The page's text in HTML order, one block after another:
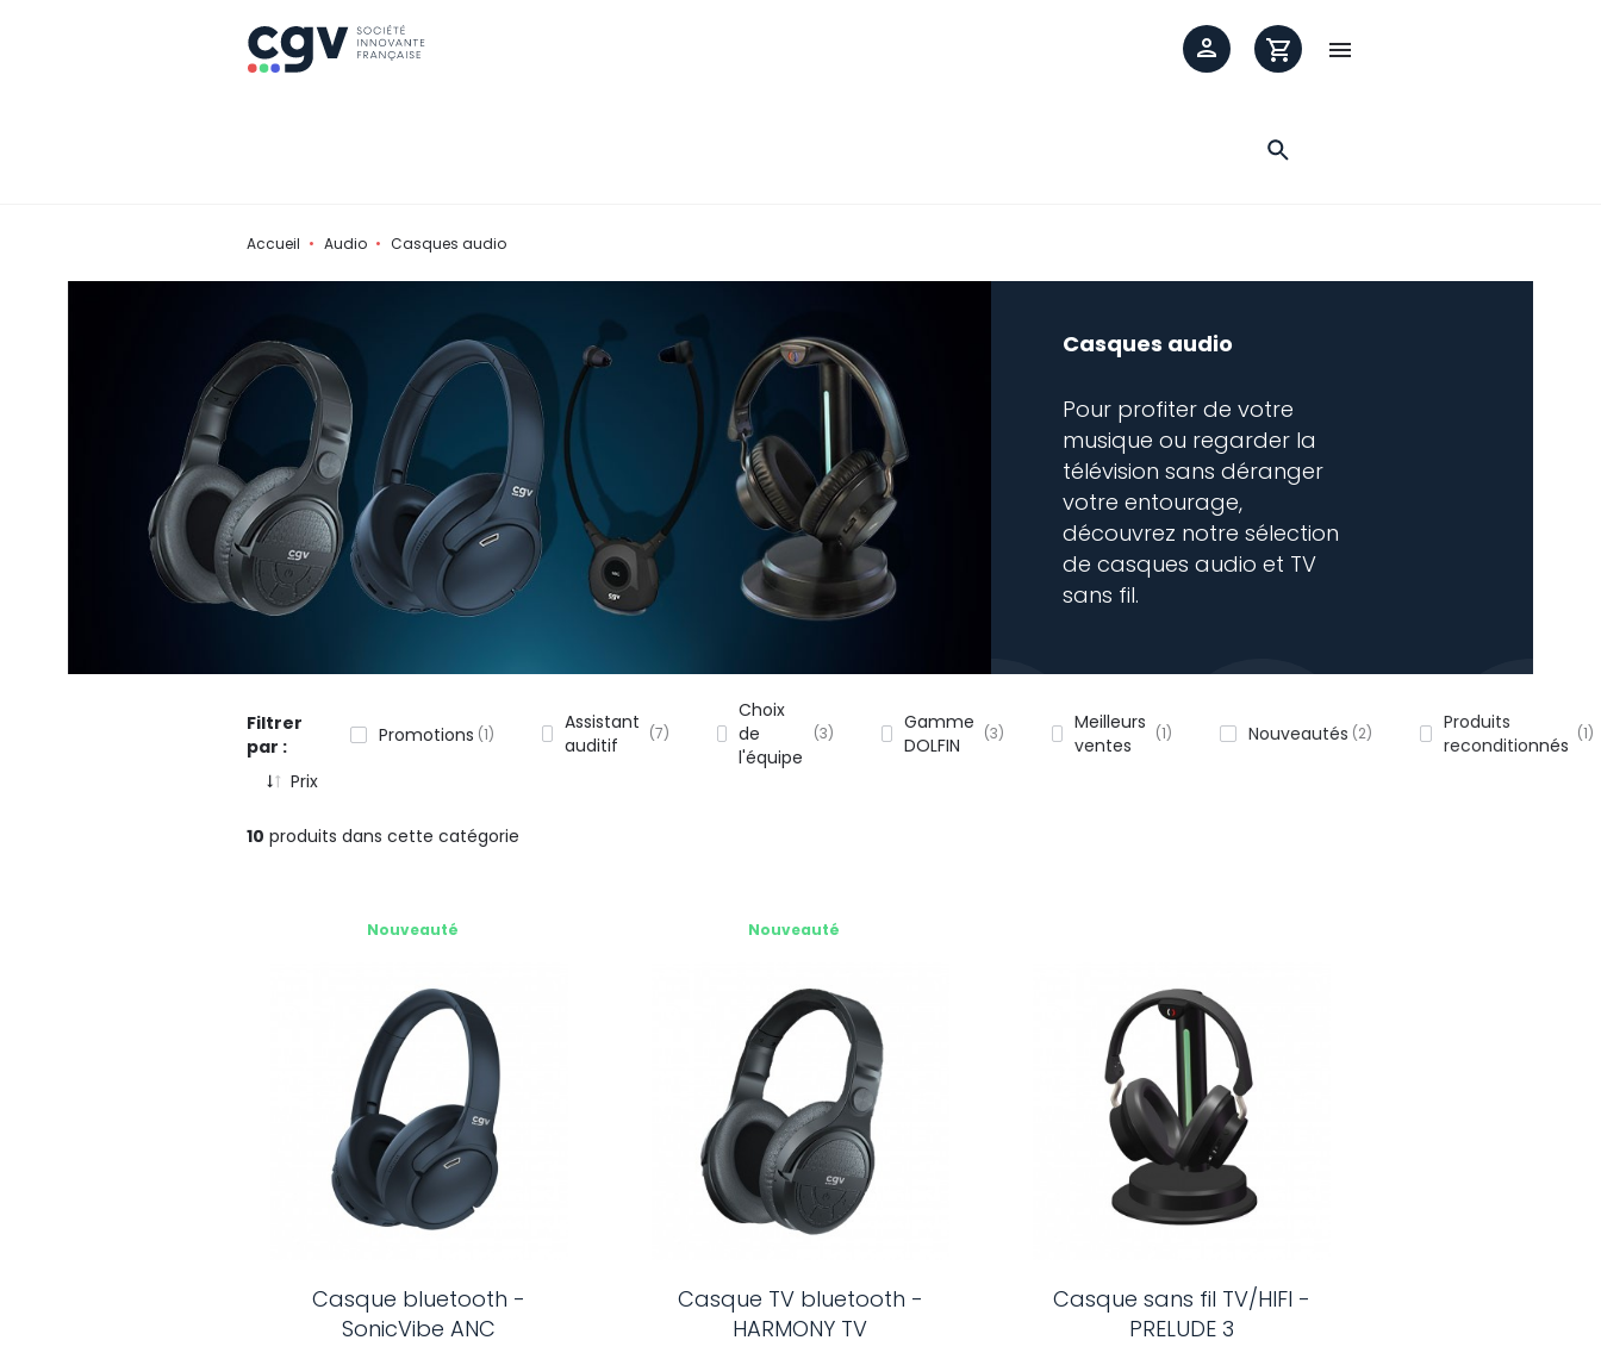

Accueil Audio Casques audio
Casques audio
Pour profiter de votre
musique ou regarder la
télévision sans déranger
votre entourage,
découvrez notre sélection
de casques audio et TV
sans fil.
Filtrer
par :
Promotions 1
Assistant
auditif
7
Choix
de
l'équipe
3
Gamme
DOLFIN
3
Meilleurs
ventes
1 Nouveautés 2
Produits
reconditionnés
1
Prix
10 produits dans cette catégorie
Casque bluetooth -
SonicVibe ANC
Nouveauté
Casque TV bluetooth -
HARMONY TV
Nouveauté
Casque sans fil TV/HIFI -
PRELUDE 3